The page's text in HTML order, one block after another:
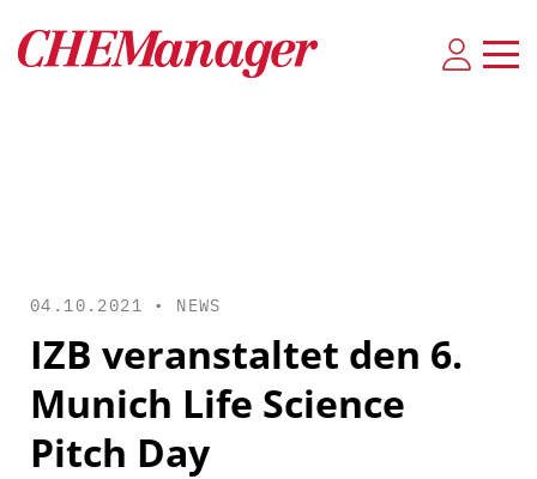
04.10.2021 • NEWS
IZB veranstaltet den 6.
Munich Life Science
Pitch Day